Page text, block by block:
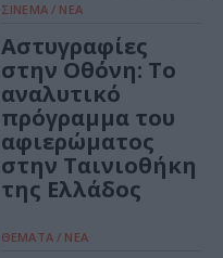
ΣΙΝΕΜΑ / ΝΕΑ
Αστυγραφίες
στην Οθόνη: Το
αναλυτικό
πρόγραμμα του
αφιερώματος
στην Ταινιοθήκη
της Ελλάδος
ΘΕΜΑΤΑ / ΝΕΑ